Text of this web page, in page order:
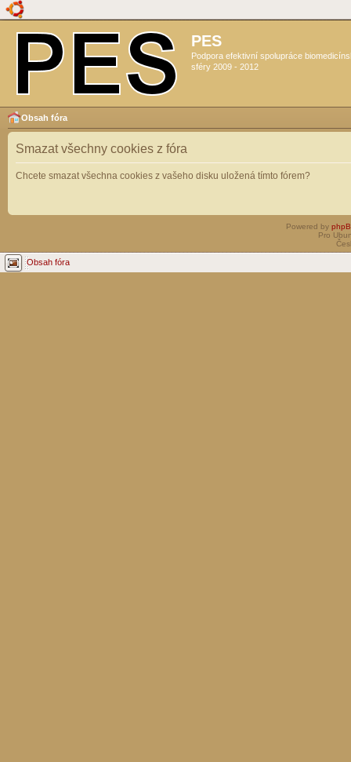
PES
Podpora efektivní spolupráce
sféry 2009 - 2012
Obsah fóra
Smazat všechny cookies z fóra
Chcete smazat všechna cookies z vašeho disku uložená tímto fórem?
Powered by
Pro
Obsah fóra